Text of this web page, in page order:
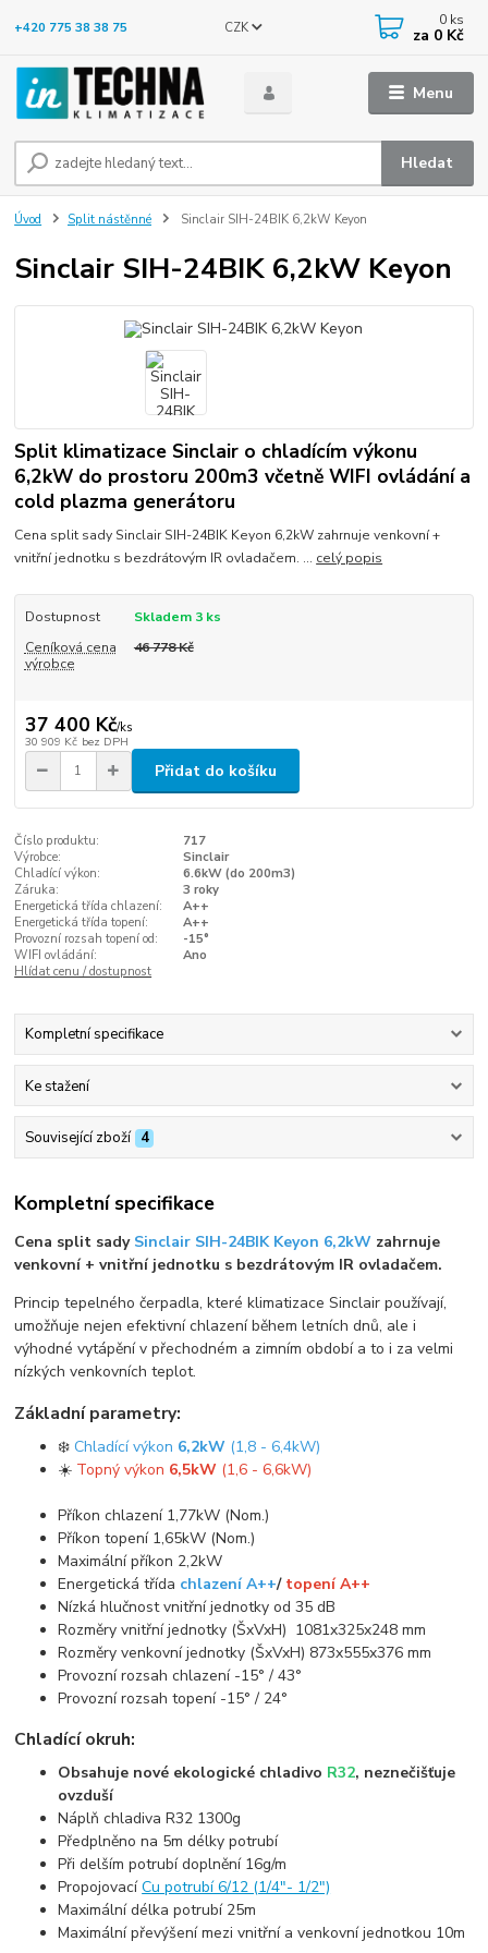
Menu
CZK
Hledat
+420 775 38 38 75 0 ks
za 0 Kč
Úvod Split nástěnné Sinclair SIH-24BIK 6,2kW Keyon
Sinclair SIH-24BIK 6,2kW Keyon
Split klimatizace Sinclair o chladícím výkonu
6,2kW do prostoru 200m3 včetně WIFI ovládání a
cold plazma generátoru
Cena split sady Sinclair SIH-24BIK Keyon 6,2kW zahrnuje venkovní +
vnitřní jednotku s bezdrátovým IR ovladačem. ... celý popis
Dostupnost
Skladem 3 ks
Ceníková cena
výrobce
46 778 Kč
37 400 Kč/ks
30 909 Kč bez DPH
Přidat do košíku
Číslo produktu:
717
Výrobce:
Sinclair
Chladící výkon:
6.6kW (do 200m3)
Záruka:
3 roky
Energetická třída chlazení:
A++
Energetická třída topení:
A++
Provozní rozsah topení od:
-15°
WIFI ovládání:
Ano
Hlídat cenu / dostupnost
Kompletní specifikace
Ke stažení
Související zboží 4
Kompletní specifikace
Cena split sady Sinclair SIH-24BIK Keyon 6,2kW zahrnuje
venkovní + vnitřní jednotku s bezdrátovým IR ovladačem.
Princip tepelného čerpadla, které klimatizace Sinclair používají,
umožňuje nejen efektivní chlazení během letních dnů, ale i
výhodné vytápění v přechodném a zimním období a to i za velmi
nízkých venkovních teplot.
Základní parametry:
❄️ Chladící výkon 6,2kW (1,8 - 6,4kW)
☀️ Topný výkon 6,5kW (1,6 - 6,6kW)
Příkon chlazení 1,77kW (Nom.)
Příkon topení 1,65kW (Nom.)
Maximální příkon 2,2kW
Energetická třída chlazení A++/ topení A++
Nízká hlučnost vnitřní jednotky od 35 dB
Rozměry vnitřní jednotky (ŠxVxH) 1081x325x248 mm
Rozměry venkovní jednotky (ŠxVxH) 873x555x376 mm
Provozní rozsah chlazení -15° / 43°
Provozní rozsah topení -15° / 24°
Chladící okruh:
Obsahuje nové ekologické chladivo R32, neznečišťuje
ovzduší
Náplň chladiva R32 1300g
Předplněno na 5m délky potrubí
Při delším potrubí doplnění 16g/m
PropojovacíCu potrubí 6/12 (1/4"- 1/2")
Maximální délka potrubí 25m
Maximální převýšení mezi vnitřní a venkovní jednotkou 10m